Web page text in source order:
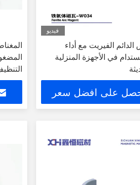
فيديو
الدائم الفيريت مع أداء
في الأجهزة المنزلية
على افضل سعر